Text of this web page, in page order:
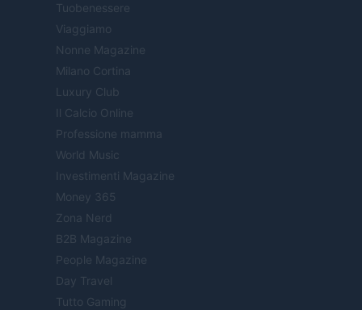
Tuobenessere
Viaggiamo
Nonne Magazine
Milano Cortina
Luxury Club
Il Calcio Online
Professione mamma
World Music
Investimenti Magazine
Money 365
Zona Nerd
B2B Magazine
People Magazine
Day Travel
Tutto Gaming